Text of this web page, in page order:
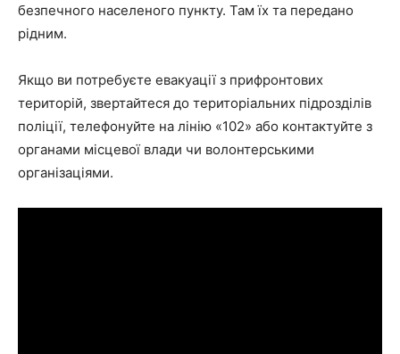
безпечного населеного пункту. Там їх та передано
рідним.
Якщо ви потребуєте евакуації з прифронтових
територій, звертайтеся до територіальних підрозділів
поліції, телефонуйте на лінію «102» або контактуйте з
органами місцевої влади чи волонтерськими
організаціями.